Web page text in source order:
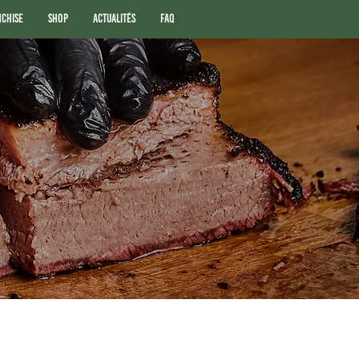
Shop Actualités FAQ